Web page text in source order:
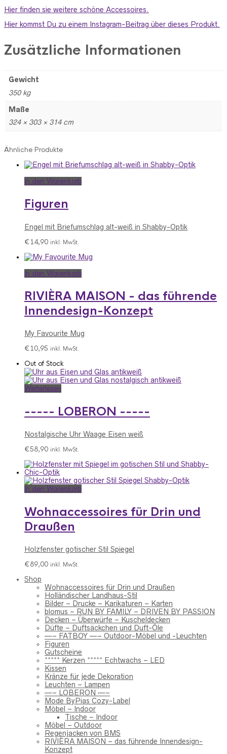
Hier finden sie weitere schöne Accessoires.
Hier kommst Du zu einem Instagram-Beitrag über dieses Produkt.
Zusätzliche Informationen
Gewicht
350 kg
Maße
324 × 303 × 314 cm
Ähnliche Produkte
In den Warenkorb
Figuren
Engel mit Briefumschlag alt-weiß in Shabby-Optik
€14,90 inkl. MwSt.
In den Warenkorb
RIVIÈRA MAISON - das führende
Innendesign-Konzept
My Favourite Mug
€10,95 inkl. MwSt.
Out of Stock
Weiterlesen
----- LOBERON -----
Nostalgische Uhr Waage Eisen weiß
€58,90 inkl. MwSt.
In den Warenkorb
Wohnaccessoires für Drin und
Draußen
Holzfenster gotischer Stil Spiegel
€89,00 inkl. MwSt.
Shop
Wohnaccessoires für Drin und Draußen
Holländischer Landhaus-Stil
Bilder – Drucke – Karikaturen – Karten
blomus – RUN BY FAMILY – DRIVEN BY PASSION
Decken – Überwürfe – Kuscheldecken
Düfte – Duftsäckchen und Duft-Öle
—– FATBOY —– Outdoor-Möbel und -Leuchten
Figuren
Gutscheine
***** Kerzen ***** Echtwachs – LED
Kissen
Kränze für jede Dekoration
Leuchten – Lampen
—– LOBERON —–
Mode ByPias Cozy-Label
Möbel – Indoor
Tische – Indoor
Möbel – Outdoor
Regenjacken von BMS
RIVIÈRA MAISON – das führende Innendesign-
Konzept